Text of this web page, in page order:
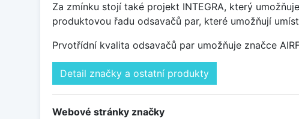
Za zmínku stojí také projekt INTEGRA, který
produktovou řadu odsavačů par, které umožňují
Prvotřídní kvalita odsavačů par umožňuje značce
Detail značky a ostatní produkty
Webové stránky značky